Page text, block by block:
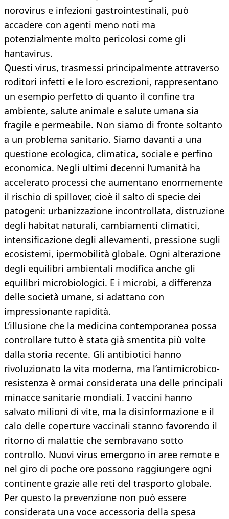
norovirus e infezioni gastrointestinali, può
accadere con agenti meno noti ma
potenzialmente molto pericolosi come gli
hantavirus.
Questi virus, trasmessi principalmente attraverso
roditori infetti e le loro escrezioni, rappresentano
un esempio perfetto di quanto il confine tra
ambiente, salute animale e salute umana sia
fragile e permeabile. Non siamo di fronte soltanto
a un problema sanitario. Siamo davanti a una
questione ecologica, climatica, sociale e perfino
economica. Negli ultimi decenni l’umanità ha
accelerato processi che aumentano enormemente
il rischio di spillover, cioè il salto di specie dei
patogeni: urbanizzazione incontrollata, distruzione
degli habitat naturali, cambiamenti climatici,
intensificazione degli allevamenti, pressione sugli
ecosistemi, ipermobilità globale. Ogni alterazione
degli equilibri ambientali modifica anche gli
equilibri microbiologici. E i microbi, a differenza
delle società umane, si adattano con
impressionante rapidità.
L’illusione che la medicina contemporanea possa
controllare tutto è stata già smentita più volte
dalla storia recente. Gli antibiotici hanno
rivoluzionato la vita moderna, ma l’antimicrobico-
resistenza è ormai considerata una delle principali
minacce sanitarie mondiali. I vaccini hanno
salvato milioni di vite, ma la disinformazione e il
calo delle coperture vaccinali stanno favorendo il
ritorno di malattie che sembravano sotto
controllo. Nuovi virus emergono in aree remote e
nel giro di poche ore possono raggiungere ogni
continente grazie alle reti del trasporto globale.
Per questo la prevenzione non può essere
considerata una voce accessoria della spesa